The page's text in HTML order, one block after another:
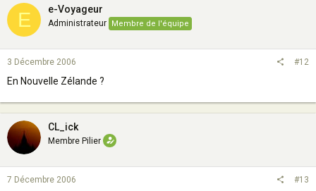
E e-Voyageur
Administrateur Membre de l'équipe
3 Décembre 2006 #12
En Nouvelle Zélande ?
CL_ick
Membre Pilier
7 Décembre 2006 #13